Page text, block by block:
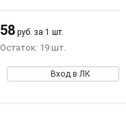
58руб. за 1 шт.
Остаток: 19 шт.
Вход в ЛК